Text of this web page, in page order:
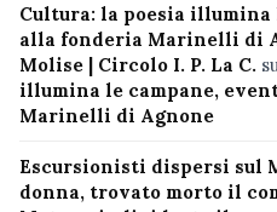
Cultura: la poesia illumina
alla fonderia Marinelli di
Molise | Circolo I. P. La C.
illumina le campane,
Marinelli di Agnone
Escursionisti dispersi sul
donna, trovato morto il